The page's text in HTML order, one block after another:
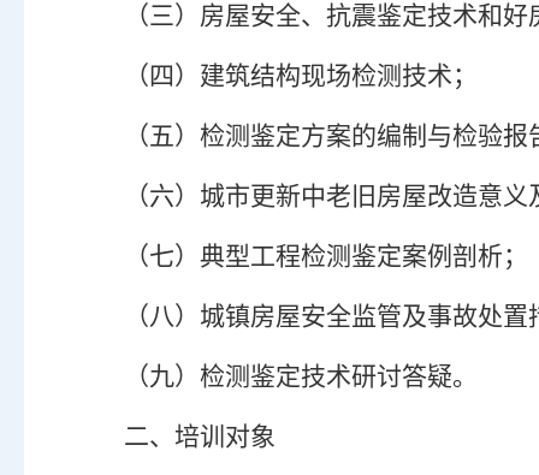
（三） 房屋安全、抗震鉴定技术和好
（四） 建筑结构现场检测技术；
（五） 检测鉴定方案的编制与检验报
（六） 城市更新中老旧房屋改造意义
（七） 典型工程检测鉴定案例剖析；
（八） 城镇房屋安全监管及事故处置
（九） 检测鉴定技术研讨答疑。
二、培训对象